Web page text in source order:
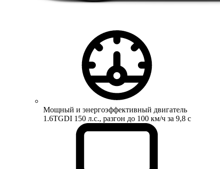
Мощный и энергоэффективный двигатель
1.6TGDI 150 л.с., разгон до 100 км/ч за 9,8 с